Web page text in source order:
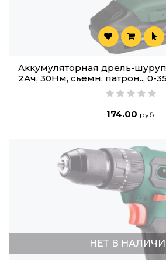
Аккумуляторная дрель-
2Ач, 30Нм, сьемн. патрон.., 0-
174.00 руб.
НЕТ В